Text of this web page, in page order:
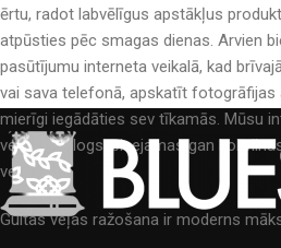
ērtu, radot labvēlīgus apstākļus
atpūsties pēc smagas dienas. Arvien
pasūtījumu interneta veikalā, kad
vai sava telefonā, apskatīt fotogrāfijas
mierīgi iegādāties sev tīkamās. Mūsu
veļas katalogs: pieejamas gan
veļas.
Gultas veļas ražošana ir moderns